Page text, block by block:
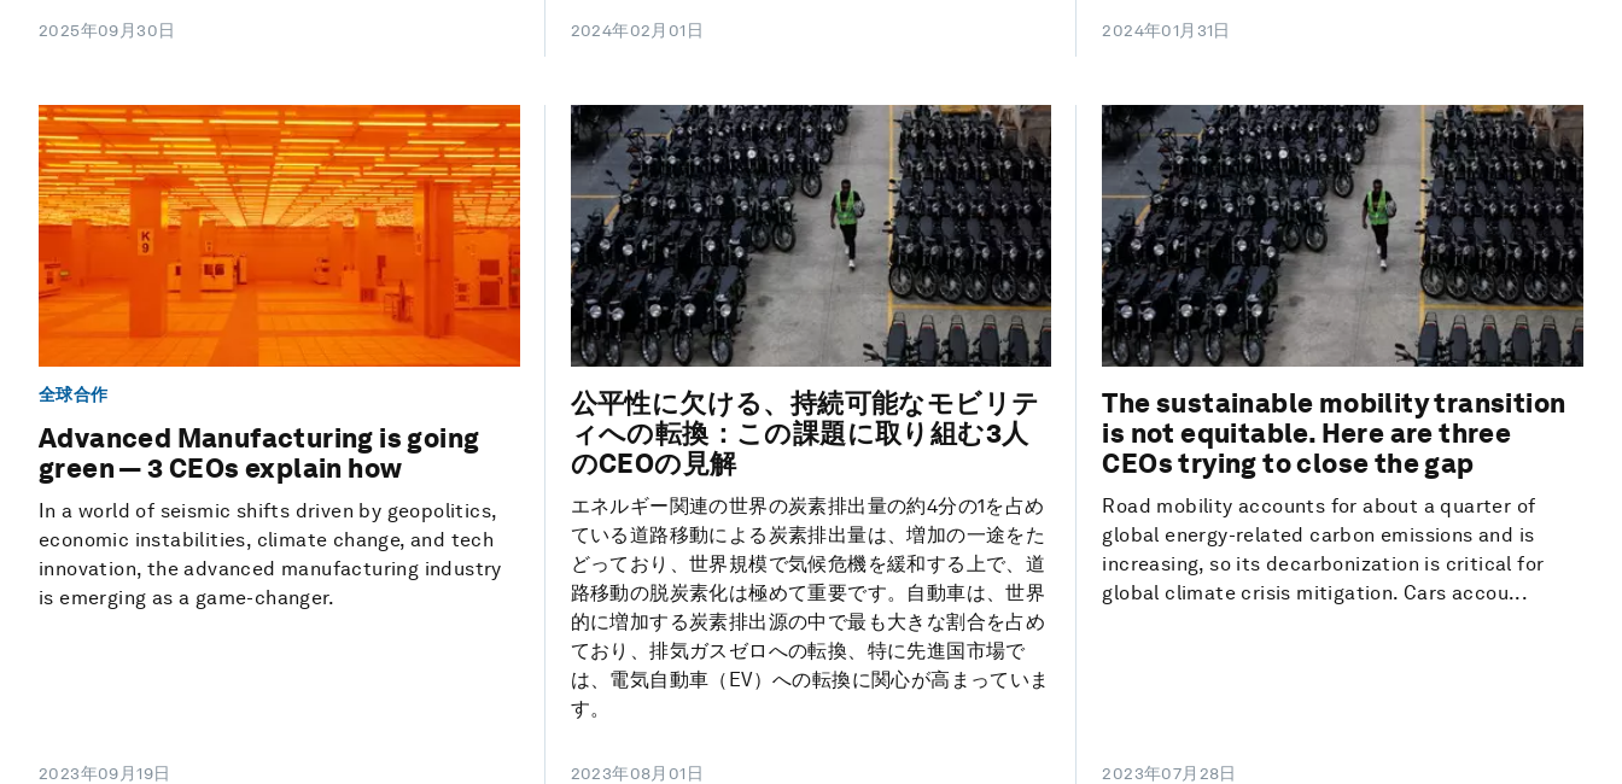
2025年09月30日 2024年02月01日 2024年01月31日
全球合作
Advanced Manufacturing is going
green — 3 CEOs explain how
In a world of seismic shifts driven by geopolitics,
economic instabilities, climate change, and tech
innovation, the advanced manufacturing industry
is emerging as a game-changer.
2023年09月19日
公平性に欠ける、持続可能なモビリテ
ィへの転換：この課題に取り組む3人
のCEOの見解
エネルギー関連の世界の炭素排出量の約4分の1を占め
ている道路移動による炭素排出量は、増加の一途をた
どっており、世界規模で気候危機を緩和する上で、道
路移動の脱炭素化は極めて重要です。自動車は、世界
的に増加する炭素排出源の中で最も大きな割合を占め
ており、排気ガスゼロへの転換、特に先進国市場で
は、電気自動車（EV）への転換に関心が高まっていま
す。
2023年08月01日
The sustainable mobility transition
is not equitable. Here are three
CEOs trying to close the gap
Road mobility accounts for about a quarter of
global energy-related carbon emissions and is
increasing, so its decarbonization is critical for
global climate crisis mitigation. Cars accou...
2023年07月28日